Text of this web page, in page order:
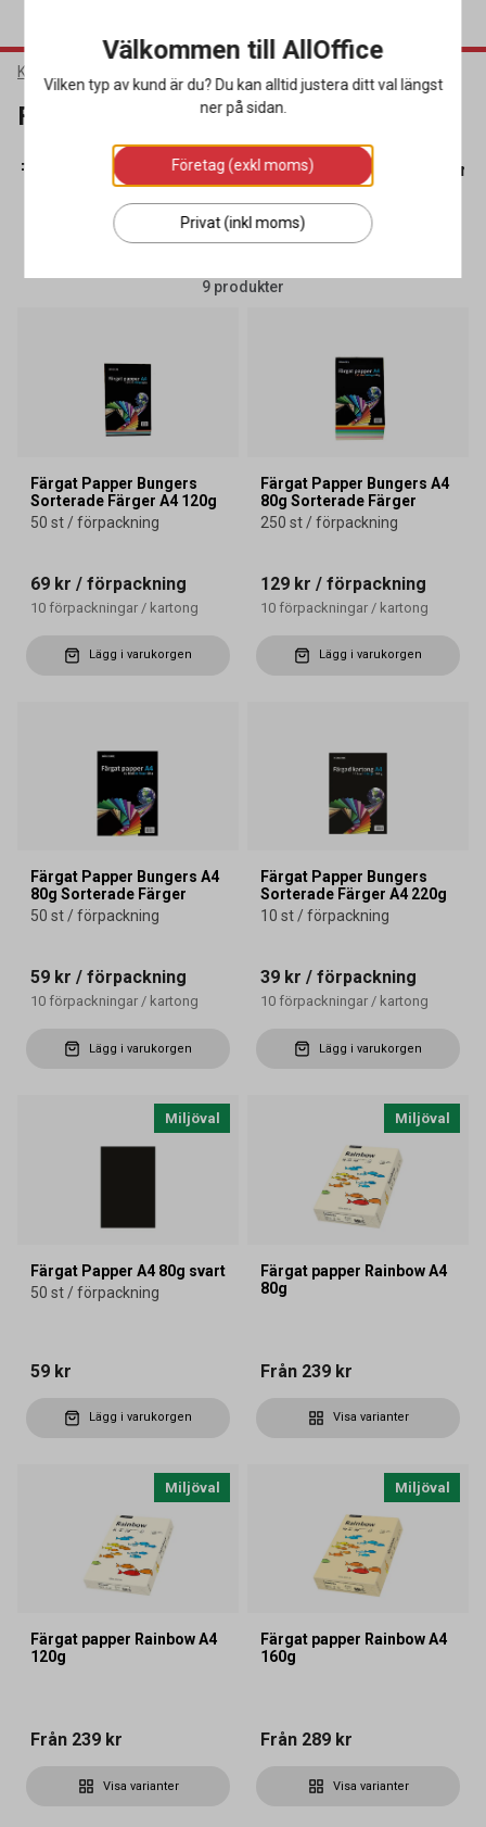
Kontorsmaterial
Färgat papper
Fotopapper (15) Färgat papper(9) Kopieringspapper
SORTERA FILTRERA
9 produkter
Färgat Papper Bungers
Sorterade Färger A4 120g
50 st / förpackning
69 kr / förpackning
10 förpackningar / kartong
Lägg i varukorgen
Färgat Papper Bungers A4
80g Sorterade Färger
250 st / förpackning
129 kr / förpackning
10 förpackningar / kartong
Lägg i varukorgen
Färgat Papper Bungers A4
80g Sorterade Färger
50 st / förpackning
59 kr / förpackning
10 förpackningar / kartong
Lägg i varukorgen
Färgat Papper Bungers
Sorterade Färger A4 220g
10 st / förpackning
39 kr / förpackning
10 förpackningar / kartong
Lägg i varukorgen
Miljöval
Färgat Papper A4 80g svart
50 st / förpackning
59 kr
Lägg i varukorgen
Miljöval
Färgat papper Rainbow A4
80g
Från 239 kr
Visa varianter
Miljöval
Färgat papper Rainbow A4
120g
Från 239 kr
Visa varianter
Miljöval
Färgat papper Rainbow A4
160g
Från 289 kr
Visa varianter
Välkommen till AllOffice
Vilken typ av kund är du? Du kan alltid justera ditt val längst
ner på sidan.
Företag (exkl moms)
Privat (inkl moms)